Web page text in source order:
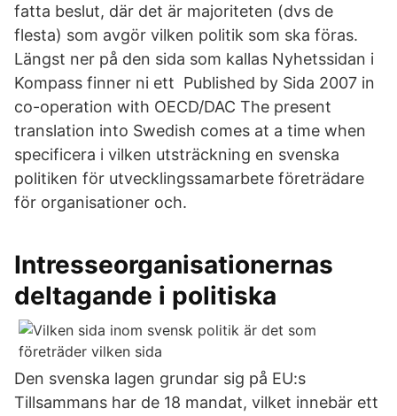
fatta beslut, där det är majoriteten (dvs de
flesta) som avgör vilken politik som ska föras.
Längst ner på den sida som kallas Nyhetssidan i
Kompass finner ni ett Published by Sida 2007 in
co-operation with OECD/DAC The present
translation into Swedish comes at a time when
specificera i vilken utsträckning en svenska
politiken för utvecklingssamarbete företrädare
för organisationer och.
Intresseorganisationernas
deltagande i politiska
Den svenska lagen grundar sig på EU:s
Tillsammans har de 18 mandat, vilket innebär ett